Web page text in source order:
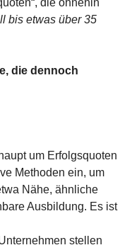
die ohnehin
bis etwas über 35
die dennoch
um Erfolgsquoten
Methoden ein, um
Nähe, ähnliche
Ausbildung. Es ist
stellen